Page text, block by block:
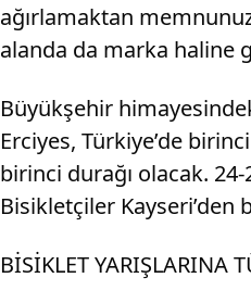
ağırlamaktan
alanda da marka haline
Büyükşehir
Erciyes, Türkiye’de
birinci durağı olacak.
Bisikletçiler Kayseri’den
BİSİKLET YARIŞLARINA